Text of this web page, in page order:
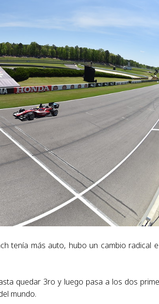
tenía más auto, hubo un cambio radical
quedar 3ro y luego pasa a los dos
mundo.